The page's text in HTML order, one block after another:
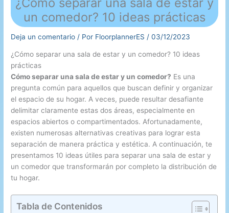
un comedor? 10 ideas prácticas
Deja un comentario / Por FloorplannerES /03/12/2023
¿Cómo separar una sala de estar y un comedor? 10 ideas
prácticas
Cómo separar una sala de estar y un comedor? Es una
pregunta común para aquellos que buscan definir y organizar
el espacio de su hogar. A veces, puede resultar desafiante
delimitar claramente estas dos áreas, especialmente en
espacios abiertos o compartimentados. Afortunadamente,
existen numerosas alternativas creativas para lograr esta
separación de manera práctica y estética. A continuación, te
presentamos 10 ideas útiles para separar una sala de estar y
un comedor que transformarán por completo la distribución de
tu hogar.
Tabla de Contenidos